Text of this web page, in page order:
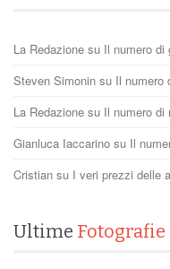
La Redazione su Il numero di
Steven Simonin su Il numero
La Redazione su Il numero di
Gianluca Iaccarino su Il
Cristian su I veri prezzi delle
Ultime Fotografie